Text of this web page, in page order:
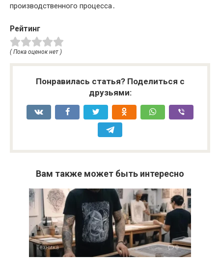
производственного процесса․
Рейтинг
( Пока оценок нет )
Понравилась статья? Поделиться с
друзьями:
Вам также может быть интересно
Техника 0